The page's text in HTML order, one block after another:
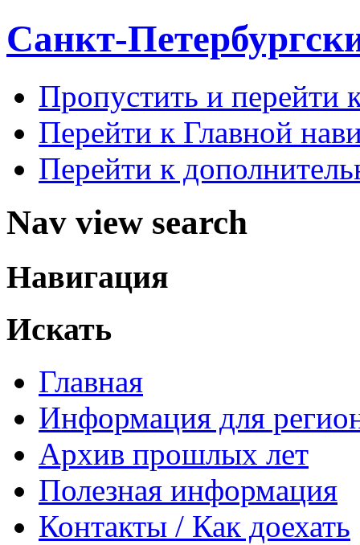
Санкт-
Пропустить и перейти
Перейти к Главной
Перейти к
Nav view search
Навигация
Искать
Главная
Информация для
Архив прошлых лет
Полезная информация
Контакты / Как доехать